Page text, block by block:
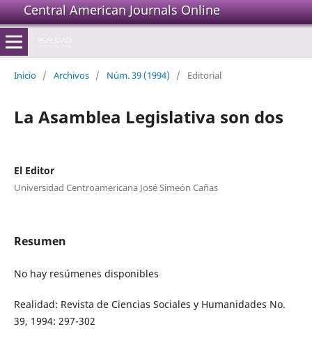
Central American Journals Online
Inicio / Archivos / Núm. 39 (1994) / Editorial
La Asamblea Legislativa son dos
El Editor
Universidad Centroamericana José Simeón Cañas
Resumen
No hay resúmenes disponibles
Realidad: Revista de Ciencias Sociales y Humanidades No.
39, 1994: 297-302